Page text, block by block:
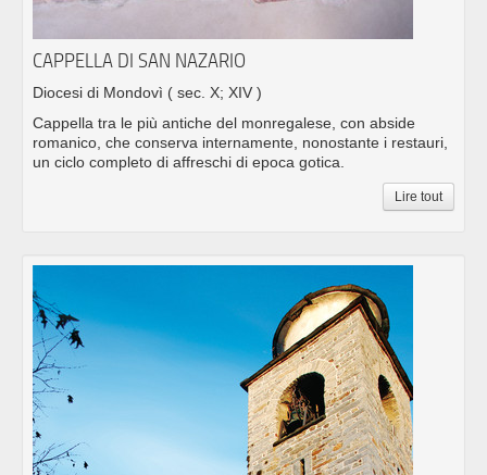
CAPPELLA DI SAN NAZARIO
Diocesi di Mondovì ( sec. X; XIV )
Cappella tra le più antiche del monregalese, con abside
romanico, che conserva internamente, nonostante i restauri,
un ciclo completo di affreschi di epoca gotica.
Lire tout